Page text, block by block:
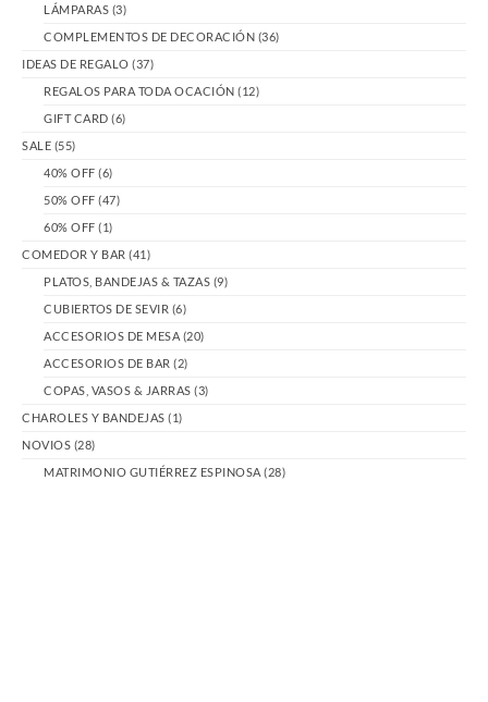
LÁMPARAS (3)
COMPLEMENTOS DE DECORACIÓN (36)
IDEAS DE REGALO (37)
REGALOS PARA TODA OCACIÓN (12)
GIFT CARD (6)
SALE (55)
40% OFF (6)
50% OFF (47)
60% OFF (1)
COMEDOR Y BAR (41)
PLATOS, BANDEJAS & TAZAS (9)
CUBIERTOS DE SEVIR (6)
ACCESORIOS DE MESA (20)
ACCESORIOS DE BAR (2)
COPAS, VASOS & JARRAS (3)
CHAROLES Y BANDEJAS (1)
NOVIOS (28)
MATRIMONIO GUTIÉRREZ ESPINOSA (28)